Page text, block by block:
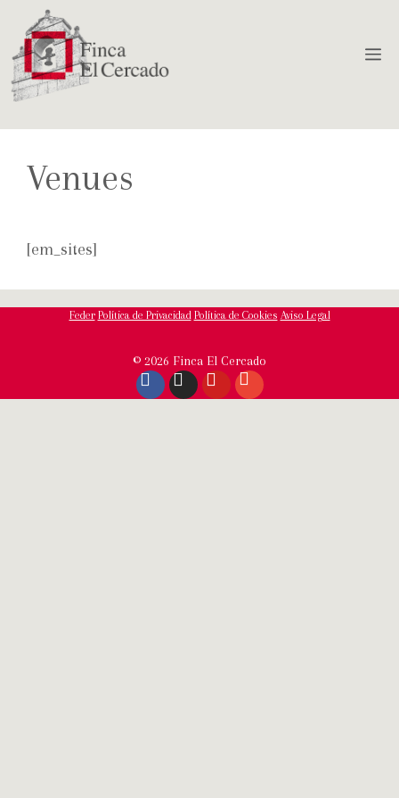
Venues
[em_sites]
Feder Política de Privacidad Política de Cookies Aviso Legal
© 2026 Finca El Cercado